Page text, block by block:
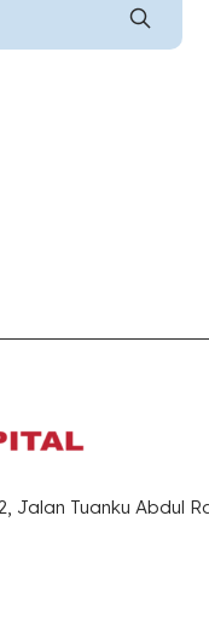
Jalan Tuanku Abdul